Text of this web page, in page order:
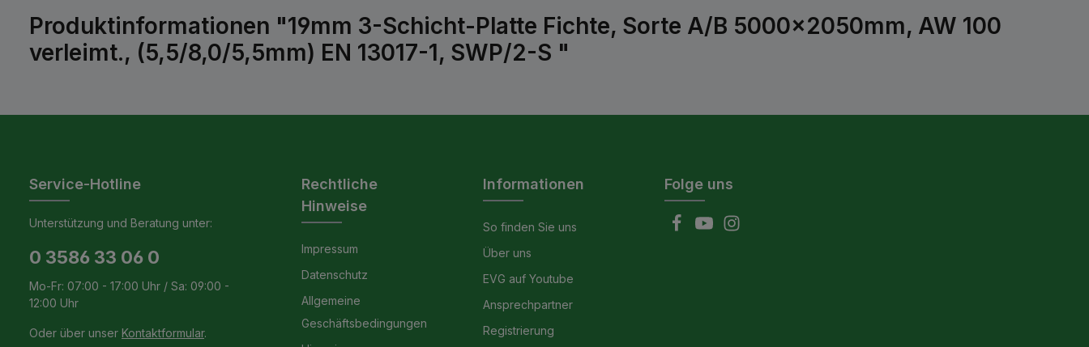
Produktinformationen "19mm 3-Schicht-Platte Fichte, Sorte A/B 5000x2050mm, AW 100
verleimt., (5,5/8,0/5,5mm) EN 13017-1, SWP/2-S "
Service-Hotline
Unterstützung und Beratung unter:
0 3586 33 06 0
Mo-Fr: 07:00 - 17:00 Uhr / Sa: 09:00 -
12:00 Uhr
Oder über unser Kontaktformular.
Rechtliche
Hinweise
Impressum
Datenschutz
Allgemeine
Geschäftsbedingungen
Informationen
So finden Sie uns
Über uns
EVG auf Youtube
Ansprechpartner
Registrierung
Folge uns